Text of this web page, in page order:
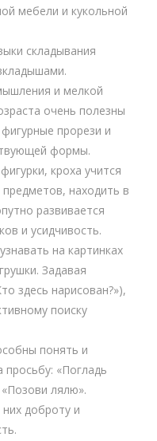
мебели и кукольной
складывания
и мелкой
очень полезны
прорези и
формы.
кроха учится
находить в
развивается
и усидчивость.
на картинках
Задавая
здесь нарисован?»),
поиску
понять и
просьбу: «Погладь
лялю».
доброту и